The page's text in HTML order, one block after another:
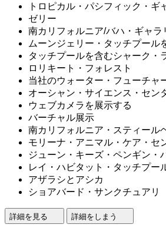
トロピカル・パシフィック・ギ
ゼリー
南カリフォルニア/バハ・ギャラ
ムーンジェリー・タッチプール
タッチプールを含むシャーク・
ロリキート・フォレスト
当社のウォーター・フューチャ
オーシャン・サイエンス・セン
ウェブカメラを展示する
バーチャル展示
南カリフォルニア・スティール
モリーナ・アニマル・ケア・セ
ジューン・キーズ・ペンギン・
レイ・ハビタット・タッチプー
アザラシとアシカ
ショアバード・サンクチュアリ
詳細を見る 詳細をしまう